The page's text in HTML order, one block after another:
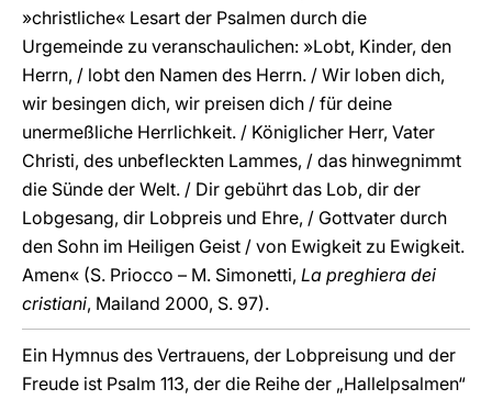
»christliche« Lesart der Psalmen durch die
Urgemeinde zu veranschaulichen: »Lobt, Kinder, den
Herrn, / lobt den Namen des Herrn. / Wir loben dich,
wir besingen dich, wir preisen dich / für deine
unermeßliche Herrlichkeit. / Königlicher Herr, Vater
Christi, des unbefleckten Lammes, / das hinwegnimmt
die Sünde der Welt. / Dir gebührt das Lob, dir der
Lobgesang, dir Lobpreis und Ehre, / Gottvater durch
den Sohn im Heiligen Geist / von Ewigkeit zu Ewigkeit.
Amen« (S. Priocco – M. Simonetti, La preghiera dei
cristiani, Mailand 2000, S. 97).
Ein Hymnus des Vertrauens, der Lobpreisung und der
Freude ist Psalm 113, der die Reihe der „Hallelpsalmen“